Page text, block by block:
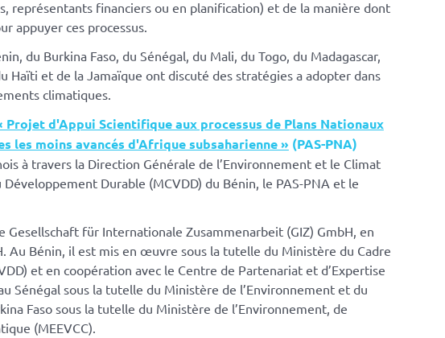
représentants financiers ou en planification) et de la manière dont
appuyer ces processus.
du Burkina Faso, du Sénégal, du Mali, du Togo, du Madagascar,
Haïti et de la Jamaïque ont discuté des stratégies a adopter dans
climatiques.
Projet d'Appui Scientifique aux processus de Plans Nationaux
les moins avancés d'Afrique subsaharienne » (PAS-PNA)
à travers la Direction Générale de l’Environnement et le Climat
Durable (MCVDD) du Bénin, le PAS-PNA et le
für Internationale Zusammenarbeit (GIZ) GmbH, en
Au Bénin, il est mis en œuvre sous la tutelle du Ministère du Cadre
et en coopération avec le Centre de Partenariat et d’Expertise
Sénégal sous la tutelle du Ministère de l’Environnement et du
Faso sous la tutelle du Ministère de l’Environnement, de
(MEEVCC).